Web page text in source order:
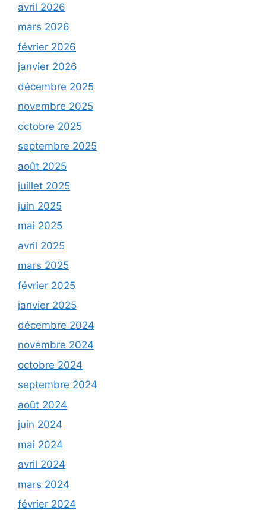
avril 2026
mars 2026
février 2026
janvier 2026
décembre 2025
novembre 2025
octobre 2025
septembre 2025
août 2025
juillet 2025
juin 2025
mai 2025
avril 2025
mars 2025
février 2025
janvier 2025
décembre 2024
novembre 2024
octobre 2024
septembre 2024
août 2024
juin 2024
mai 2024
avril 2024
mars 2024
février 2024